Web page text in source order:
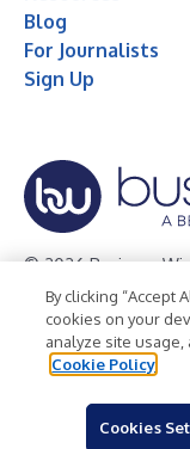
Blog
For Journalists
Sign Up
© 2026 Business
Privacy Policy
Terms of Use
By clicking “Accept
cookies on your
analyze site
Cookie Policy
Cookies